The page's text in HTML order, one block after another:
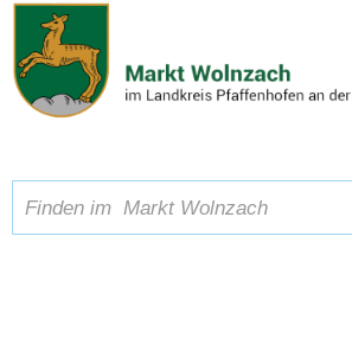
Zum Inhalt,zur Navigation
Schriftgröße A A A